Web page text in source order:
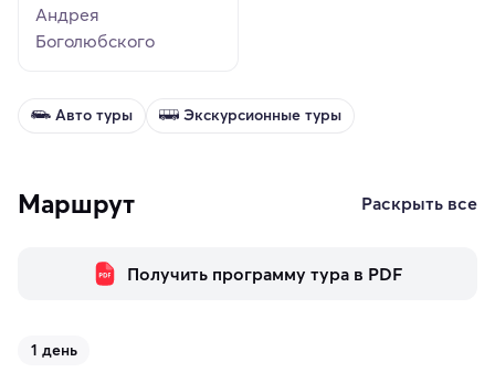
Андрея
Боголюбского
Авто туры Экскурсионные туры
Маршрут Раскрыть все
Получить программу тура в PDF
1 день